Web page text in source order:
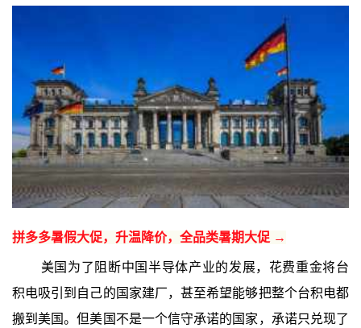
拼多多暑假大促，升温降价，全品类暑期大促 →
美国为了阻断中国半导体产业的发展，花费重金将台
积电吸引到自己的国家建厂，甚至希望能够把整个台积电都
搬到美国。但美国不是一个信守承诺的国家，承诺只兑现了